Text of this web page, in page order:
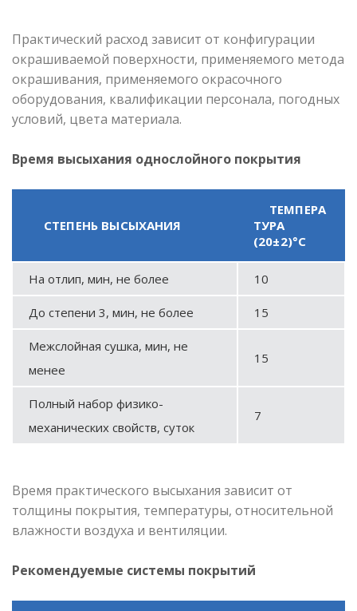
Практический расход зависит от конфигурации
окрашиваемой поверхности, применяемого метода
окрашивания, применяемого окрасочного
оборудования, квалификации персонала, погодных
условий, цвета материала.
Время высыхания однослойного покрытия
СТЕПЕНЬ ВЫСЫХАНИЯ
ТЕМПЕРА
ТУРА
(20±2)°С
На отлип, мин, не более 10
До степени 3, мин, не более 15
Межслойная сушка, мин, не
менее
15
Полный набор физико-
механических свойств, суток
7
Время практического высыхания зависит от
толщины покрытия, температуры, относительной
влажности воздуха и вентиляции.
Рекомендуемые системы покрытий